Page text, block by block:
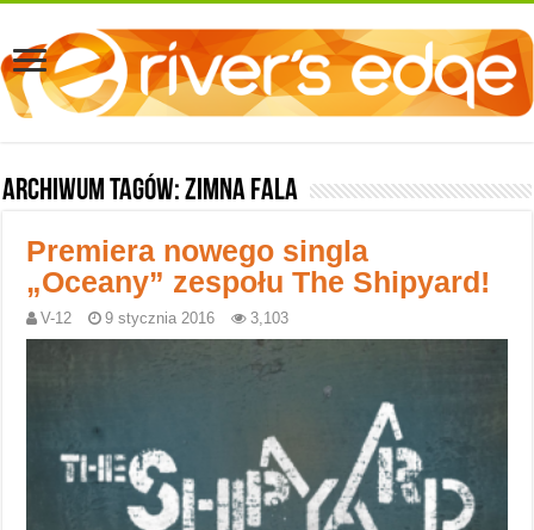
Archiwum tagów:zimna fala
Premiera nowego singla
„Oceany” zespołu The Shipyard!
V-12 9 stycznia 2016 3,103